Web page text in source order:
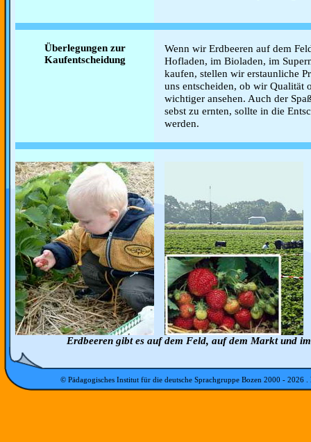
Überlegungen zur
Kaufentscheidung
Wenn wir Erdbeeren auf dem
Hofladen, im Bioladen, im
kaufen, stellen wir erstaunliche
uns entscheiden, ob wir Qualität
wichtiger ansehen. Auch der
sebst zu ernten, sollte in die
werden.
Erdbeeren gibt es auf dem Feld, auf dem Markt und
© Pädagogisches Institut für die deutsche Sprachgruppe Bozen 2000 - 2026